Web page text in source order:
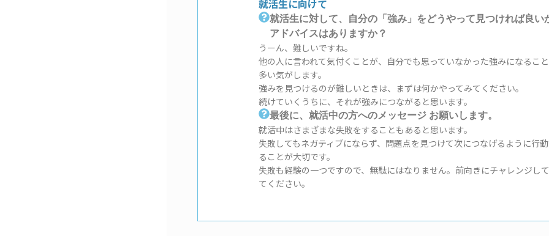
就活生に向けて
就活生に対して、自分の「強み」をどうやって見つければ良い
アドバイスはありますか？
うーん、難しいですね。
他の人に言われて気付くことが、自分でも思っていなかった強みになるこ
多い気がします。
強みを見つけるのが難しいときは、まずは何かやってみてください。
続けていくうちに、それが強みにつながると思います。
最後に、就活中の方へのメッセージ お願いします。
就活中はさまざまな失敗をすることもあると思います。
失敗してもネガティブにならず、問題点を見つけて次につなげるように行
ることが大切です。
失敗も経験の一つですので、無駄にはなりません。前向きにチャレンジし
てください。